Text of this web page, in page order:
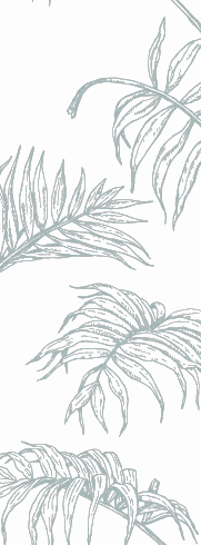
- (Sans Alcool) - 0,5% - Canette 33cl
- (Sans Alcool) - 0,5% - Canette 33cl